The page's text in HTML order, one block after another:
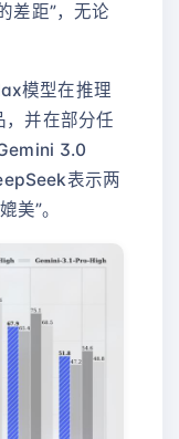
差距”，无论
模型在推理
，并在部分任
3.0
表示两
美”。